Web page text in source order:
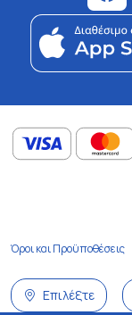
Όροι και Προϋποθέσεις
Επιλέξτε